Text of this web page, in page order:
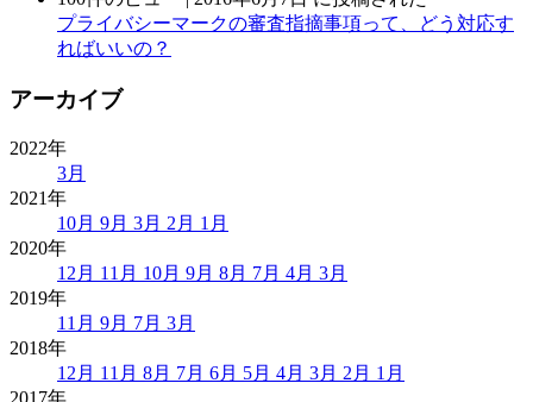
プライバシーマークの審査指摘事項って、どう対応す
ればいいの？
アーカイブ
2022年
3月
2021年
10月 9月 3月 2月 1月
2020年
12月 11月 10月 9月 8月 7月 4月 3月
2019年
11月 9月 7月 3月
2018年
12月 11月 8月 7月 6月 5月 4月 3月 2月 1月